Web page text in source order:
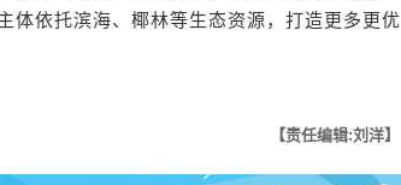
体依托滨海、椰林等生态资源，打造更多更优
【责任编辑:刘洋】